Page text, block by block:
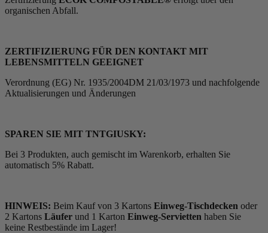
organischen Abfall.
ZERTIFIZIERUNG FÜR DEN KONTAKT MIT
LEBENSMITTELN GEEIGNET
Verordnung (EG) Nr. 1935/2004DM 21/03/1973 und nachfolgende
Aktualisierungen und Änderungen
SPAREN SIE MIT TNTGIUSKY:
Bei 3 Produkten, auch gemischt im Warenkorb, erhalten Sie
automatisch 5% Rabatt.
HINWEIS: Beim Kauf von 3 Kartons Einweg-Tischdecken oder
2 Kartons Läufer und 1 Karton Einweg-Servietten haben Sie
keine Restbestände im Lager!